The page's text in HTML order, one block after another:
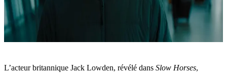
L’acteur britannique Jack Lowden, révélé dans Slow Horses,